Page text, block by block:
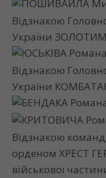
ПОШИВАЙЛА
Відзнакою
України
ЮСЬКІВА Романа
Відзнакою
України
БЕНДАКА
КРИТОВИЧА
Відзнакою
орденом ХРЕСТ
військової